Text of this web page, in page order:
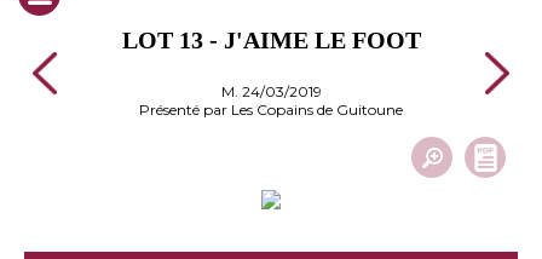
LOT 13 - J'AIME LE FOOT
M. 24/03/2019
Présenté par Les Copains de Guitoune